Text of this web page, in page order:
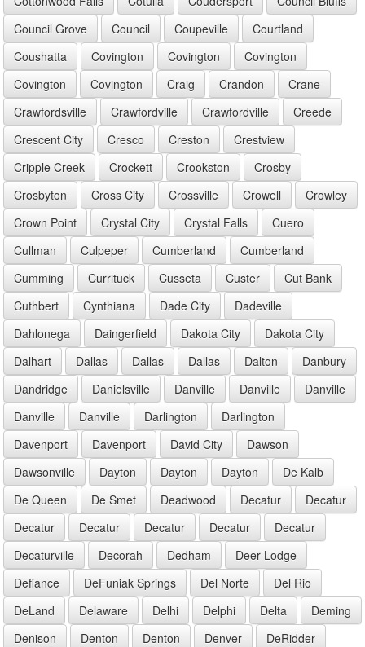
Council Grove
Council Coupeville
Courtland
Coushatta
Covington Covington
Covington
Covington
Covington Craig Crandon
Crane
Crawfordsville
Crawfordville Crawfordville
Creede
Crescent City
Cresco Creston
Crestview
Cripple Creek
Crockett Crookston
Crosby
Crosbyton
Cross City Crossville Crowell
Crowley
Crown Point
Crystal City Crystal Falls
Cuero
Cullman
Culpeper Cumberland
Cumberland
Cumming
Currituck Cusseta Custer
Cut Bank
Cuthbert
Cynthiana Dade City
Dadeville
Dahlonega
Daingerfield Dakota City
Dakota City
Dalhart
Dallas Dallas Dallas Dalton
Danbury
Dandridge
Danielsville Danville Danville
Danville
Danville
Danville Darlington
Darlington
Davenport
Davenport David City
Dawson
Dawsonville
Dayton Dayton Dayton
De Kalb
De Queen
De Smet Deadwood Decatur
Decatur
Decatur
Decatur Decatur Decatur
Decatur
Decaturville
Decorah Dedham
Deer Lodge
Defiance
DeFuniak Springs Del Norte
Del Rio
DeLand
Delaware Delhi Delphi Delta
Deming
Denison
Denton Denton Denver
DeRidder